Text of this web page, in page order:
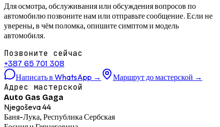
Для осмотра, обслуживания или обсуждения вопросов по
автомобилю позвоните нам или отправьте сообщение. Если не
уверены, в чём поломка, опишите симптом и модель
автомобиля.
Позвоните сейчас
+387 65 701 308
Написать в WhatsApp → Маршрут до мастерской →
Адрес мастерской
Auto Gas Gaga
Njegoševa 44
Баня-Лука, Республика Сербская